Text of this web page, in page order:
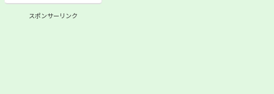
スポンサーリンク